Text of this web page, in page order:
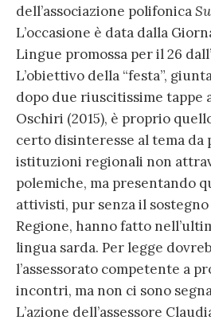
dell’associazione polifonica
L’occasione è data dalla
Lingue promossa per il 26
L’obiettivo della “festa”,
dopo due riuscitissime tappe
Oschiri (2015), è proprio
certo disinteresse al tema da
istituzioni regionali non
polemiche, ma presentando
attivisti, pur senza il
Regione, hanno fatto
lingua sarda. Per legge
l’assessorato competente a
incontri, ma non ci sono
L’azione dell’assessore